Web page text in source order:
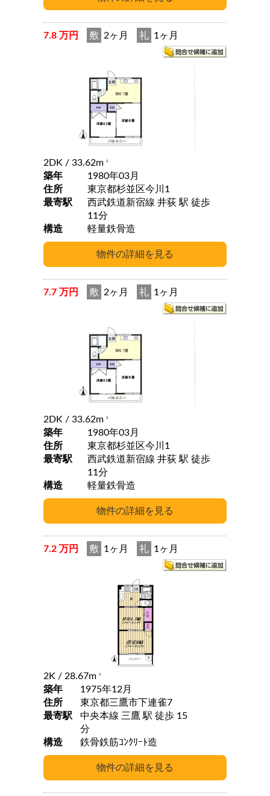
7.8 万円 敷 2ヶ月 礼 1ヶ月
2DK / 33.62m 2
築年
1980年03月
住所
東京都杉並区今川1
最寄駅
西武鉄道新宿線 井荻 駅 徒歩
11分
構造
軽量鉄骨造
7.7 万円 敷 2ヶ月 礼 1ヶ月
2DK / 33.62m 2
築年
1980年03月
住所
東京都杉並区今川1
最寄駅
西武鉄道新宿線 井荻 駅 徒歩
11分
構造
軽量鉄骨造
7.2 万円 敷 1ヶ月 礼 1ヶ月
2K / 28.67m 2
築年
1975年12月
住所
東京都三鷹市下連雀7
最寄駅
中央本線 三鷹 駅 徒歩 15
分
構造
鉄骨鉄筋ｺﾝｸﾘｰﾄ造